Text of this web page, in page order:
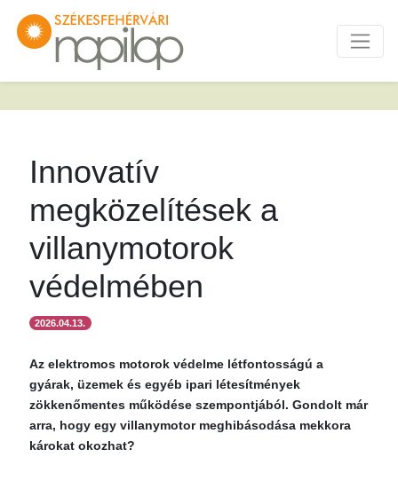
Innovatív
megközelítések a
villanymotorok
védelmében
2026.04.13.
Az elektromos motorok védelme létfontosságú a
gyárak, üzemek és egyéb ipari létesítmények
zökkenőmentes működése szempontjából. Gondolt már
arra, hogy egy villanymotor meghibásodása mekkora
károkat okozhat?